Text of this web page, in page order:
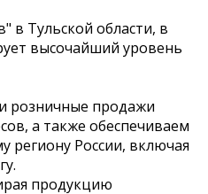
в Тульской области, в
высочайший уровень
розничные продажи
а также обеспечиваем
региону России, включая
продукцию